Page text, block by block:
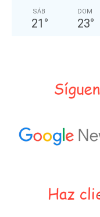
SÁB
21 °
DOM
23°